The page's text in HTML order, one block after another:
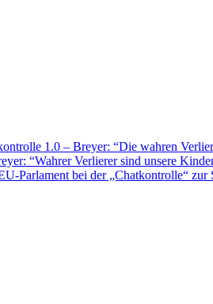
1.0 – Breyer: “Die wahren
“Wahrer Verlierer sind unsere
Parlament bei der „Chatkontrolle“ zur